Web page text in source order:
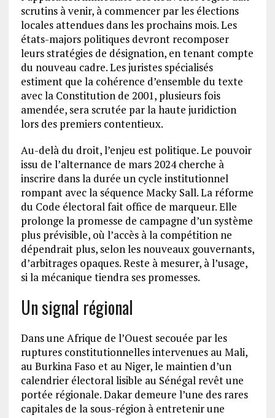
scrutins à venir, à commencer par les élections
locales attendues dans les prochains mois. Les
états-majors politiques devront recomposer
leurs stratégies de désignation, en tenant compte
du nouveau cadre. Les juristes spécialisés
estiment que la cohérence d’ensemble du texte
avec la Constitution de 2001, plusieurs fois
amendée, sera scrutée par la haute juridiction
lors des premiers contentieux.
Au-delà du droit, l’enjeu est politique. Le pouvoir
issu de l’alternance de mars 2024 cherche à
inscrire dans la durée un cycle institutionnel
rompant avec la séquence Macky Sall. La réforme
du Code électoral fait office de marqueur. Elle
prolonge la promesse de campagne d’un système
plus prévisible, où l’accès à la compétition ne
dépendrait plus, selon les nouveaux gouvernants,
d’arbitrages opaques. Reste à mesurer, à l’usage,
si la mécanique tiendra ses promesses.
Un signal régional
Dans une Afrique de l’Ouest secouée par les
ruptures constitutionnelles intervenues au Mali,
au Burkina Faso et au Niger, le maintien d’un
calendrier électoral lisible au Sénégal revêt une
portée régionale. Dakar demeure l’une des rares
capitales de la sous-région à entretenir une